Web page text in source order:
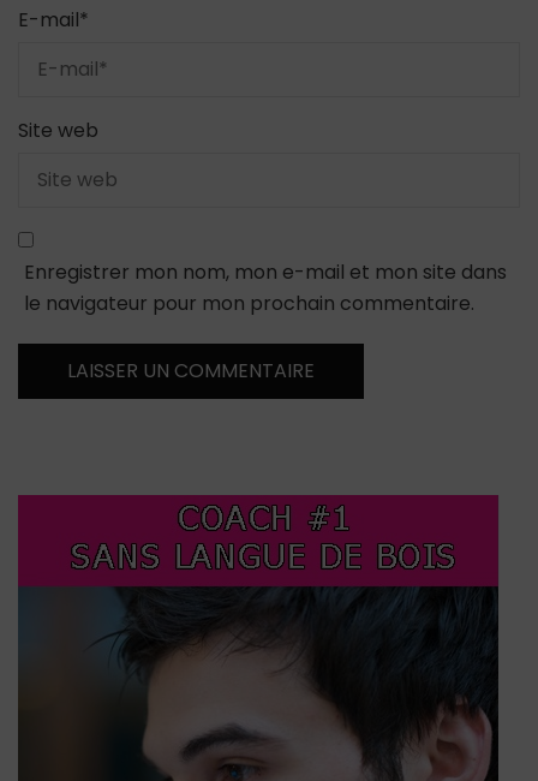
E-mail*
Site web
Enregistrer mon nom, mon e-mail et mon site dans
le navigateur pour mon prochain commentaire.